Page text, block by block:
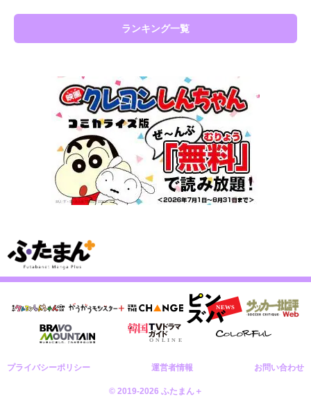
ランキング一覧
プライバシーポリシー 運営者情報 お問い合わせ
© 2019-2026 ふたまん＋